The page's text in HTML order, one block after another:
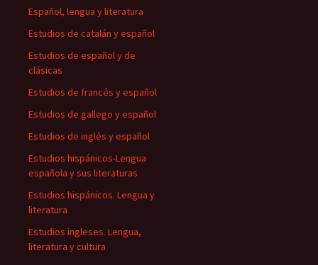
Español, lengua y literatura
Estudios de catalán y español
Estudios de español y de
clásicas
Estudios de francés y español
Estudios de gallego y español
Estudios de inglés y español
Estudios hispánicos-Lengua
española y sus literaturas
Estudios hispánicos. Lengua y
literatura
Estudios ingleses. Lengua,
literatura y cultura